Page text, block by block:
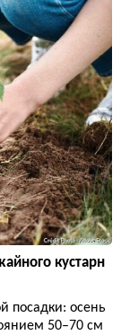
кустарн
посадки: осень
50–70 см